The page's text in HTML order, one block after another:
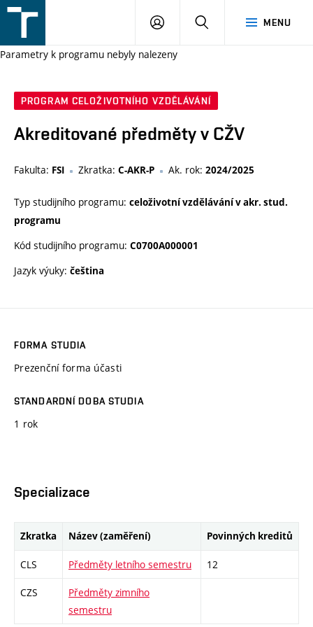
v
MENU
PŘIHLÁŠENÍ
Parametry k programu nebyly nalezeny
PROGRAM CELOŽIVOTNÍHO VZDĚLÁVÁNÍ
Akreditované předměty v CŽV
Fakulta: FSI Zkratka: C-AKR-P Ak. rok: 2024/2025
Typ studijního programu: celoživotní vzdělávání v akr. stud.
programu
Kód studijního programu: C0700A000001
Jazyk výuky: čeština
FORMA STUDIA
Prezenční forma účasti
STANDARDNÍ DOBA STUDIA
1 rok
Specializace
Zkratka Název (zaměření) Povinných kreditů
CLS Předměty letního semestru 12
CZS
Předměty zimního
semestru